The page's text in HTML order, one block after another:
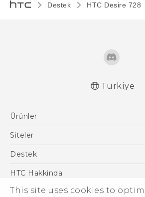
This site uses cookies to
Destek HTC Desire 728‎
Türkiye
Ürünler
Akıllı Telefonlar
VIVE
Siteler
HTC Dev
Destek
Destek Merkezi
HTC Hakkinda
ESG